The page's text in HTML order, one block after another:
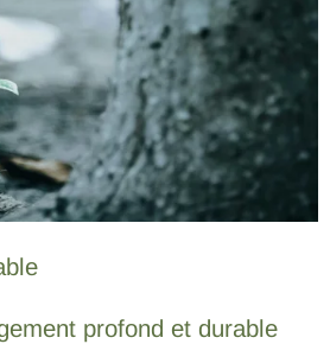
profond et durable